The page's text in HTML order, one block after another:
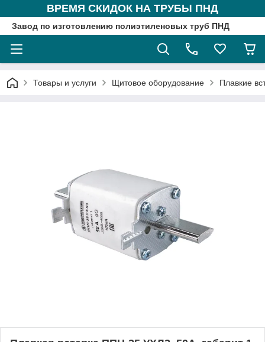
ВРЕМЯ СКИДОК НА ТРУБЫ ПНД
Завод по изготовлению полиэтиленовых труб ПНД
Товары и услуги Щитовое оборудование Плавкие